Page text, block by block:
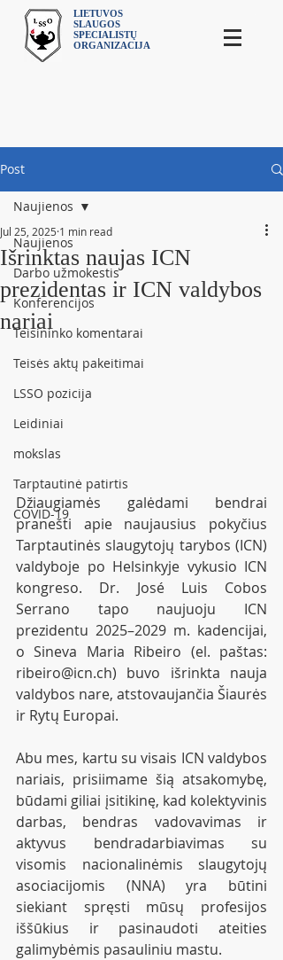
LIETUVOS
SLAUGOS
SPECIALISTŲ
ORGANIZACIJA
Post
Naujienos
Darbo užmokestis
Konferencijos
Teisininko komentarai
Teisės aktų pakeitimai
LSSO pozicija
Leidiniai
mokslas
Tarptautinė patirtis
COVID-19
Naujienos
Išrinktas naujas ICN
prezidentas ir ICN valdybos
nariai
Jul 25, 2025 1 min read
Džiaugiamės galėdami bendrai
pranešti apie naujausius pokyčius
Tarptautinės slaugytojų tarybos (ICN)
valdyboje po Helsinkyje vykusio ICN
kongreso. Dr. José Luis Cobos
Serrano tapo naujuoju ICN
prezidentu 2025–2029 m. kadencijai,
o Sineva Maria Ribeiro (el. paštas:
ribeiro@icn.ch) buvo išrinkta nauja
valdybos nare, atstovaujančia Šiaurės
ir Rytų Europai.
Abu mes, kartu su visais ICN valdybos
nariais, prisiimame šią atsakomybę,
būdami giliai įsitikinę, kad kolektyvinis
darbas, bendras vadovavimas ir
aktyvus bendradarbiavimas su
visomis nacionalinėmis slaugytojų
asociacijomis (NNA) yra būtini
siekiant spręsti mūsų profesijos
iššūkius ir pasinaudoti ateities
galimybėmis pasauliniu mastu.